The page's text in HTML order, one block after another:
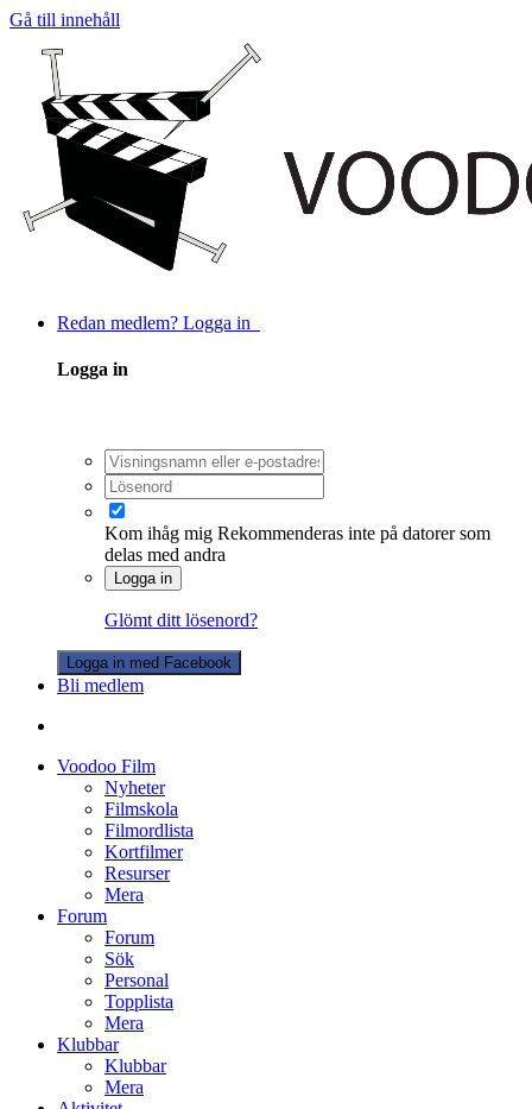
Gå till innehåll
Redan medlem? Logga in
Logga in
Kom ihåg mig Rekommenderas inte på datorer som
delas med andra
Logga in
Glömt ditt lösenord?
Logga in med Facebook
Bli medlem
Voodoo Film
Nyheter
Filmskola
Filmordlista
Kortfilmer
Resurser
Mera
Forum
Forum
Sök
Personal
Topplista
Mera
Klubbar
Klubbar
Mera